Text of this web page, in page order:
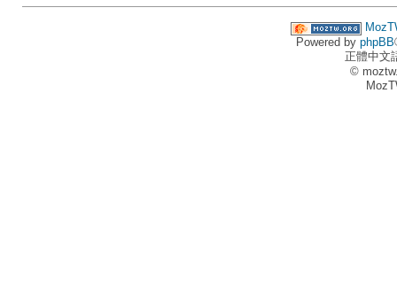
Powered by phpBB
正體中文
©